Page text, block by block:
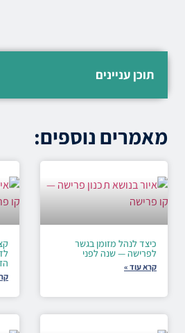
תוכן עניינים
מאמרים נוספים:
כיצד לנהל מזומן בגשר
לפרישה — שנה לפני
קרא עוד »